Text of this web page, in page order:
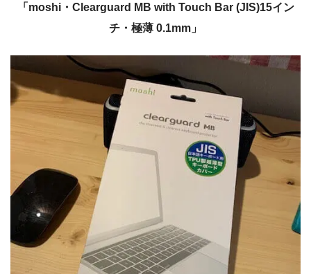
「moshi・Clearguard MB with Touch Bar (JIS)15イン
チ・極薄 0.1mm」